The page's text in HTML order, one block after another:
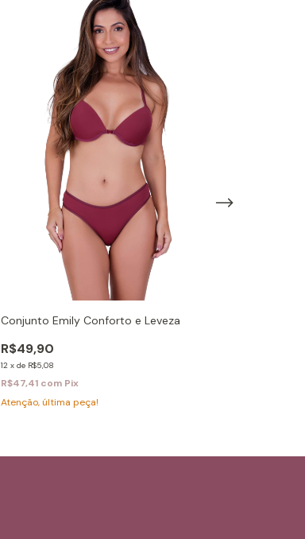
Conjunto Emily Conforto e Leveza
R$49,90
12 x de R$5,08
R$47,41 com Pix
Atenção, última peça!